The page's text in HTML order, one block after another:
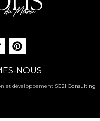
NOUS
et développement SG2I Consulting